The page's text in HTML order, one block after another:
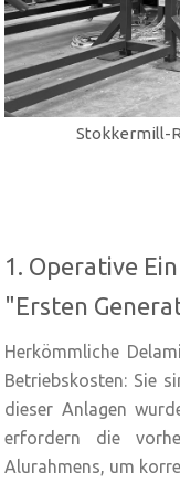
Stokkermill-
1. Operative
"Ersten
Herkömmliche
Betriebskosten: Sie
dieser Anlagen
erfordern die
Alurahmens, um